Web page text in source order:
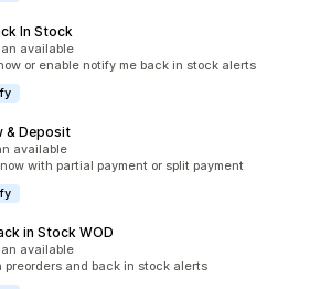
In Stock
available
or enable notify me back in stock alerts
& Deposit
available
with partial payment or split payment
in Stock WOD
available
preorders and back in stock alerts